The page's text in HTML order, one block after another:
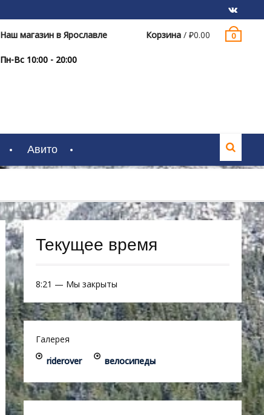
VK
Корзина / ₽0.00 0
Наш магазин в Ярославле
Пн-Вс 10:00 - 20:00
Авито
Текущее время
8:21 — Мы закрыты
Галерея
riderover
велосипеды